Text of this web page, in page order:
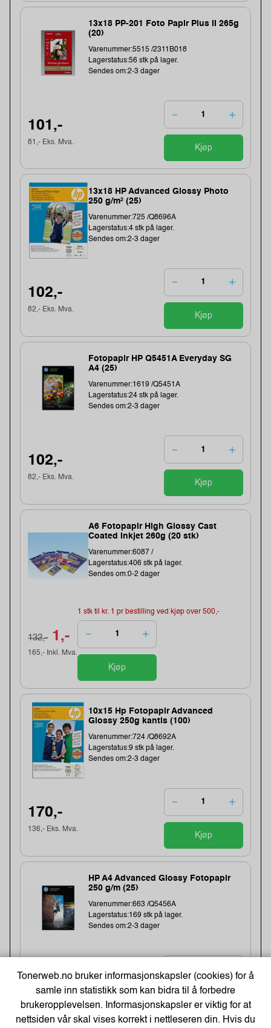
13x18 PP-201 Foto Papir Plus II 265g
(20)
Varenummer:5515 /2311B018
Lagerstatus:56 stk på lager.
Sendes om:2-3 dager
101,-
81,- Eks. Mva.
Kjøp
13x18 HP Advanced Glossy Photo
250 g/m² (25)
Varenummer:725 /Q8696A
Lagerstatus:4 stk på lager.
Sendes om:2-3 dager
102,-
82,- Eks. Mva.
Kjøp
Fotopapir HP Q5451A Everyday SG
A4 (25)
Varenummer:1619 /Q5451A
Lagerstatus:24 stk på lager.
Sendes om:2-3 dager
102,-
82,- Eks. Mva.
Kjøp
A6 Fotopapir High Glossy Cast
Coated Inkjet 260g (20 stk)
Varenummer:6087 /
Lagerstatus:406 stk på lager.
Sendes om:0-2 dager
132,- 1,-
165,- Inkl. Mva.
1 stk til kr. 1 pr bestilling ved kjøp over 500,-
Kjøp
10x15 Hp Fotopapir Advanced
Glossy 250g kantls (100)
Varenummer:724 /Q8692A
Lagerstatus:9 stk på lager.
Sendes om:2-3 dager
170,-
136,- Eks. Mva.
Kjøp
HP A4 Advanced Glossy Fotopapir
250 g/m (25)
Varenummer:663 /Q5456A
Lagerstatus:169 stk på lager.
Sendes om:2-3 dager
187,-
Kjøp
Tonerweb.no bruker informasjonskapsler (cookies) for å
samle inn statistikk som kan bidra til å forbedre
brukeropplevelsen. Informasjonskapsler er viktig for at
nettsiden vår skal vises korrekt i nettleseren din. Hvis du